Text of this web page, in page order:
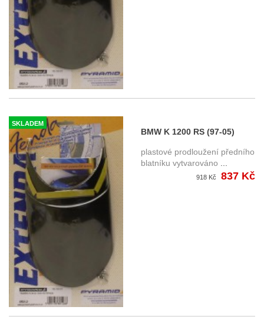
SKLADEM
BMW K 1200 RS (97-05)
prodloužení předního
blatníku
plastové prodloužení předního
blatníku vytvarováno
918 Kč 837 Kč